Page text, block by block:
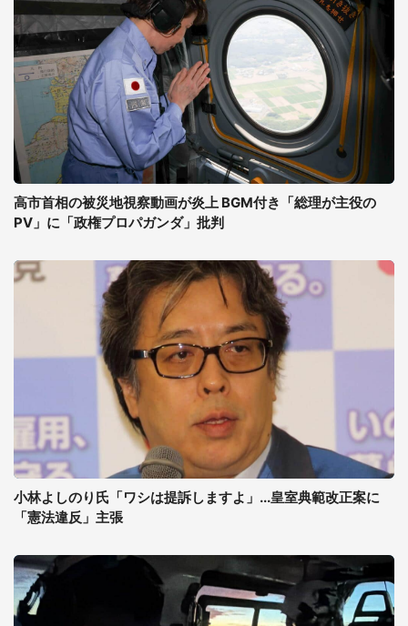
高市首相の被災地視察動画が炎上 BGM付き「総理が主役の
PV」に「政権プロパガンダ」批判
小林よしのり氏「ワシは提訴しますよ」...皇室典範改正案に
「憲法違反」主張